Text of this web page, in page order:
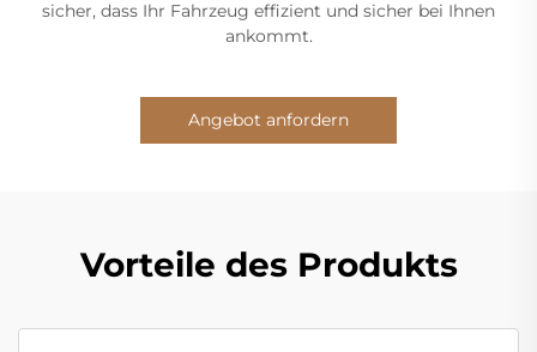
sicher, dass Ihr Fahrzeug effizient und sicher bei Ihnen
ankommt.
Angebot anfordern
Vorteile des Produkts